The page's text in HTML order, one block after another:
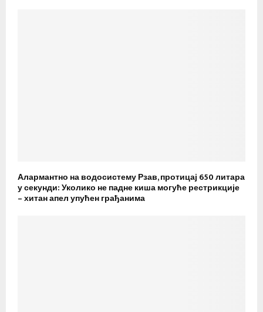
Алармантно на водосистему Рзав, протицај 650 литара
у секунди: Уколико не падне киша могуће рестрикције
– хитан апел упућен грађанима